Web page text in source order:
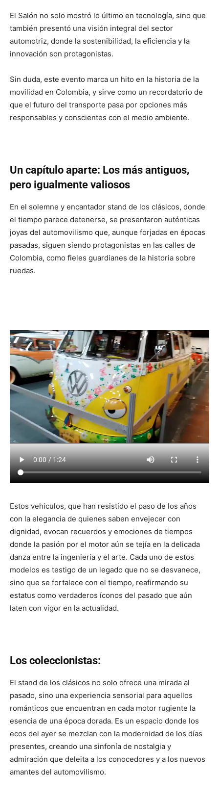
El Salón no solo mostró lo último en tecnología, sino que
también presentó una visión integral del sector
automotriz, donde la sostenibilidad, la eficiencia y la
innovación son protagonistas.
Sin duda, este evento marca un hito en la historia de la
movilidad en Colombia, y sirve como un recordatorio de
que el futuro del transporte pasa por opciones más
responsables y conscientes con el medio ambiente.
Un capítulo aparte: Los más antiguos,
pero igualmente valiosos
En el solemne y encantador stand de los clásicos, donde
el tiempo parece detenerse, se presentaron auténticas
joyas del automovilismo que, aunque forjadas en épocas
pasadas, siguen siendo protagonistas en las calles de
Colombia, como fieles guardianes de la historia sobre
ruedas.
Estos vehículos, que han resistido el paso de los años
con la elegancia de quienes saben envejecer con
dignidad, evocan recuerdos y emociones de tiempos
donde la pasión por el motor aún se tejía en la delicada
danza entre la ingeniería y el arte. Cada uno de estos
modelos es testigo de un legado que no se desvanece,
sino que se fortalece con el tiempo, reafirmando su
estatus como verdaderos íconos del pasado que aún
laten con vigor en la actualidad.
Los coleccionistas:
El stand de los clásicos no solo ofrece una mirada al
pasado, sino una experiencia sensorial para aquellos
románticos que encuentran en cada motor rugiente la
esencia de una época dorada. Es un espacio donde los
ecos del ayer se mezclan con la modernidad de los días
presentes, creando una sinfonía de nostalgia y
admiración que deleita a los conocedores y a los nuevos
amantes del automovilismo.